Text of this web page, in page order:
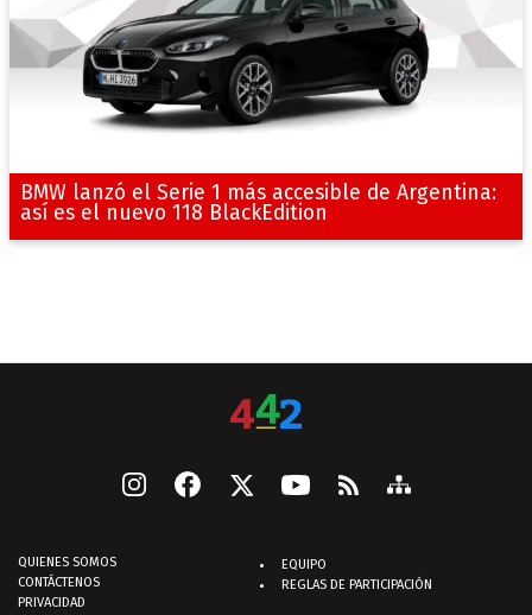
BMW lanzó el Serie 1 más accesible de Argentina:
así es el nuevo 118 BlackEdition
QUIENES SOMOS
CONTÁCTENOS
PRIVACIDAD
EQUIPO
REGLAS DE PARTICIPACIÓN